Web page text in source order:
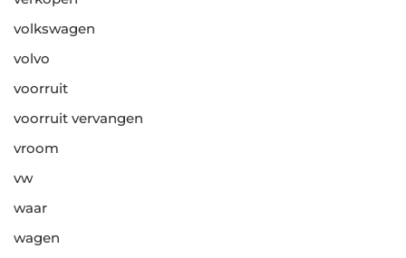
volkswagen
volvo
voorruit
voorruit vervangen
vroom
vw
waar
wagen